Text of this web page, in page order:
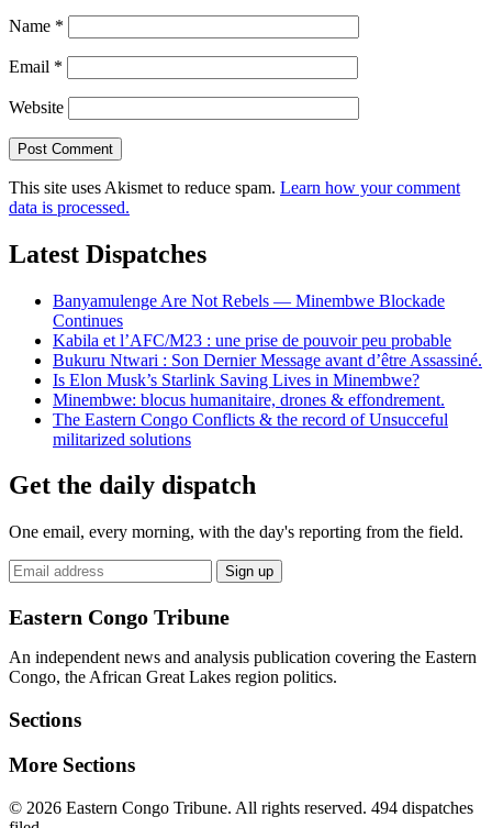
Name *
Email *
Website
This site uses Akismet to reduce spam. Learn how your comment
data is processed.
Latest Dispatches
Banyamulenge Are Not Rebels — Minembwe Blockade
Continues
Kabila et l’AFC/M23 : une prise de pouvoir peu probable
Bukuru Ntwari : Son Dernier Message avant d’être Assassiné.
Is Elon Musk’s Starlink Saving Lives in Minembwe?
Minembwe: blocus humanitaire, drones & effondrement.
The Eastern Congo Conflicts & the record of Unsucceful
militarized solutions
Get the daily dispatch
One email, every morning, with the day's reporting from the field.
Email
address
Sign up
Eastern Congo Tribune
An independent news and analysis publication covering the Eastern
Congo, the African Great Lakes region politics.
Sections
More Sections
© 2026 Eastern Congo Tribune. All rights reserved. 494 dispatches